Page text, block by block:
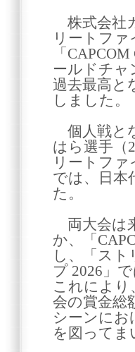
株式会社
リートファ
「
ールドチャ
過去最高と
しました。
個人戦と
はら選手（
リートフ
では、日本
た。
両大会は
か、「
し、「ス
プ 2026」
これにより
会の賞金総
シーンにお
を図ってま